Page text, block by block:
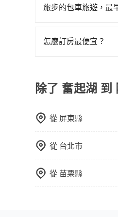
10人以上巴士，請來
旅步的包車旅遊，最
不妨趁早訂購，享受更
怎麼訂房最便宜？
或者使用特定的信用
Booking.com、
的飯店，有可能再多
打電話問的價格可能
這些瑣碎的事，台灣
除了 奮起湖
從 屏東縣
從 台北市
從 苗栗縣